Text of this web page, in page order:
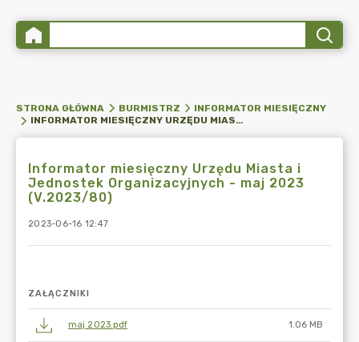
STRONA GŁÓWNA BURMISTRZ
INFORMATOR MIESIĘCZNY
INFORMATOR MIESIĘCZNY URZĘDU MIASTA I JEDNOSTEK ORGANIZACYJNYCH - MAJ 2023 (V.2023/80)
Informator miesięczny Urzędu Miasta i
Jednostek Organizacyjnych - maj 2023
(V.2023/80)
2023-06-16 12:47
ZAŁĄCZNIKI
maj 2023.pdf 1.06 MB